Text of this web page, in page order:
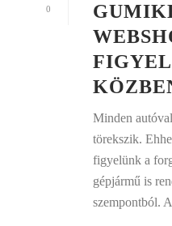
0
Minden
törekszik.
figyelünk a
gépjármű is
szempontból.